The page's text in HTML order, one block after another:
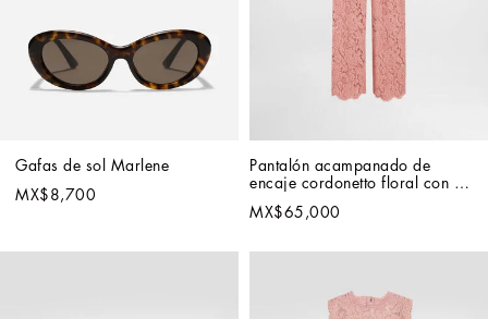
Gafas de sol Marlene
MX$8,700
Pantalón acampanado de
encaje cordonetto floral con
MX$65,000